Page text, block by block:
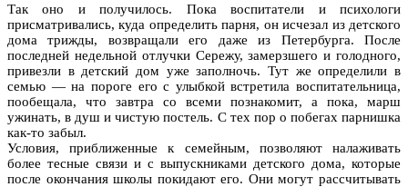
Так оно и получилось. Пока воспитатели и психологи
присматривались, куда определить парня, он исчезал из детского
дома трижды, возвращали его даже из Петербурга. После
последней недельной отлучки Сережу, замерзшего и голодного,
привезли в детский дом уже заполночь. Тут же определили в
семью — на пороге его с улыбкой встретила воспитательница,
пообещала, что завтра со всеми познакомит, а пока, марш
ужинать, в душ и чистую постель. С тех пор о побегах парнишка
как-то забыл.
Условия, приближенные к семейным, позволяют налаживать
более тесные связи и с выпускниками детского дома, которые
после окончания школы покидают его. Они могут рассчитывать